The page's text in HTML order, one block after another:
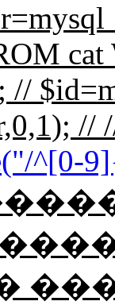
//
//
^[0-
//